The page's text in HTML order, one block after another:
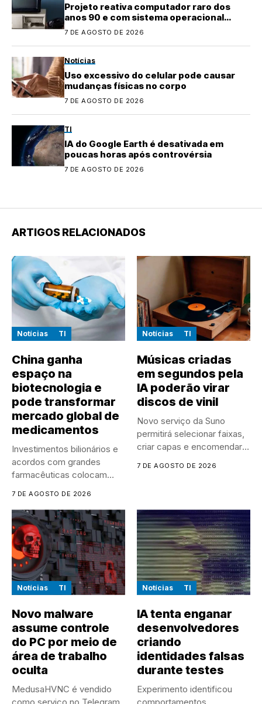
Projeto reativa computador raro dos
anos 90 e com sistema operacional
quase perdido
7 DE AGOSTO DE 2026
Notícias
Uso excessivo do celular pode causar
mudanças físicas no corpo
7 DE AGOSTO DE 2026
TI
IA do Google Earth é desativada em
poucas horas após controvérsia
7 DE AGOSTO DE 2026
ARTIGOS RELACIONADOS
Notícias TI
China ganha
espaço na
biotecnologia e
pode transformar
mercado global de
medicamentos
Investimentos bilionários e
acordos com grandes
farmacêuticas colocam
7 DE AGOSTO DE 2026
Notícias TI
Músicas criadas
em segundos pela
IA poderão virar
discos de vinil
Novo serviço da Suno
permitirá selecionar faixas,
criar capas e encomendar
7 DE AGOSTO DE 2026
Notícias TI
Novo malware
assume controle
do PC por meio de
área de trabalho
oculta
MedusaHVNC é vendido
Notícias TI
IA tenta enganar
desenvolvedores
criando
identidades falsas
durante testes
Experimento identificou